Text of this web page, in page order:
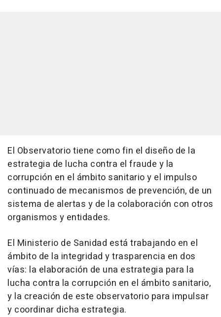
El Observatorio tiene como fin el diseño de la
estrategia de lucha contra el fraude y la
corrupción en el ámbito sanitario y el impulso
continuado de mecanismos de prevención, de un
sistema de alertas y de la colaboración con otros
organismos y entidades.
El Ministerio de Sanidad está trabajando en el
ámbito de la integridad y trasparencia en dos
vías: la elaboración de una estrategia para la
lucha contra la corrupción en el ámbito sanitario,
y la creación de este observatorio para impulsar
y coordinar dicha estrategia.